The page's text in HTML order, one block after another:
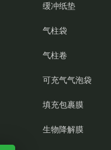
缓冲纸垫
气柱袋
气柱卷
可充气气泡袋
填充包裹膜
生物降解膜